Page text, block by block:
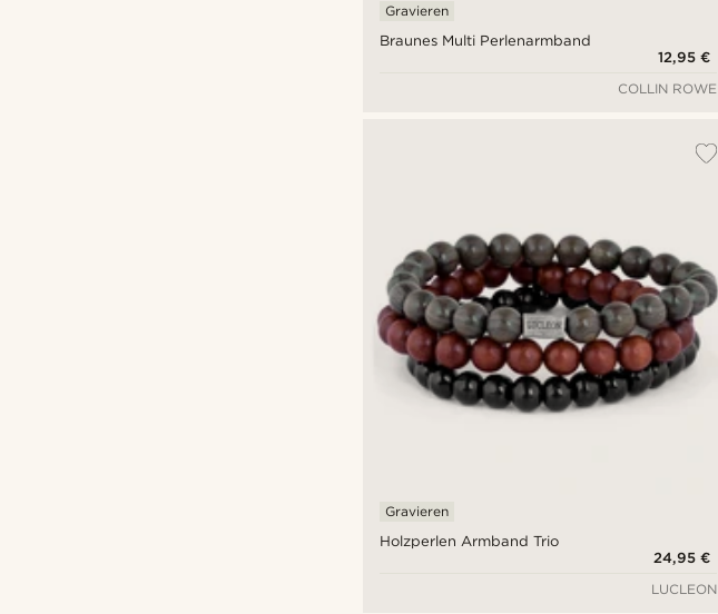
Braunes Multi Perlenarmband
Gravieren
12,95 €
COLLIN ROWE
Holzperlen Armband Trio
Gravieren
24,95 €
LUCLEON